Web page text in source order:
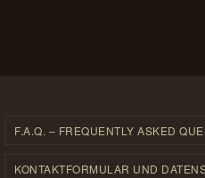
F.A.Q. – FREQUENTLY ASKED
KONTAKTFORMULAR UND